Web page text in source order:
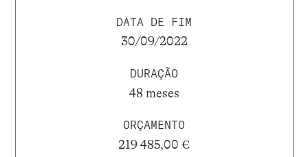
DATA DE FIM
30/09/2022
DURAÇÃO
48 meses
ORÇAMENTO
219 485,00 €